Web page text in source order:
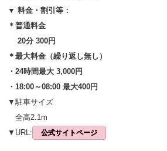
▼ 料金・割引等：
＊普通料金
20分 300円
＊最大料金（繰り返し無し）
・24時間最大 3,000円
・18:00～08:00 最大400円
▼駐車サイズ
全高2.1m
▼URL:
公式サイトページ